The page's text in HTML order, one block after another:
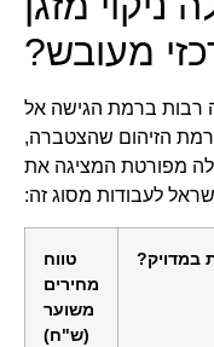
מעובש?
רבות ברמת הגישה אל
הזיהום שהצטברה,
מפורטת המציגה את
לעבודות מסוג זה:
במדויק?
טווח
מחירים
משוער
(ש"ח)